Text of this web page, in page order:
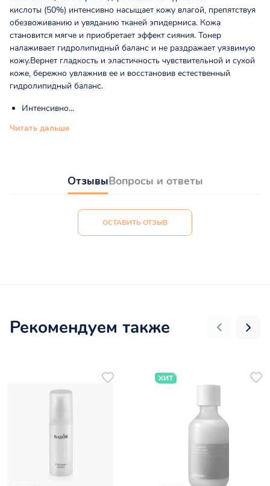
кислоты (50%) интенсивно насыщает кожу влагой, препятствуя
обезвоживанию и увяданию тканей эпидермиса. Кожа
становится мягче и приобретает эффект сияния. Тонер
налаживает гидролипидный баланс и не раздражает уязвимую
кожу.Вернет гладкость и эластичность чувствительной и сухой
коже, бережно увлажнив ее и восстановив естественный
гидролипидный баланс.
Интенсивно...
Читать дальше
ОтзывыВопросы и ответы
ОСТАВИТЬ ОТЗЫВ
Рекомендуем также
ХИТ